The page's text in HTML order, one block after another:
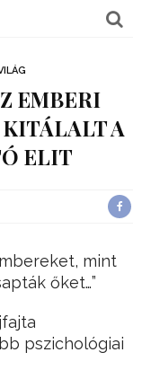
EMBERI
KITÁLALT A
ELIT
mint
őket…”
pszichológiai